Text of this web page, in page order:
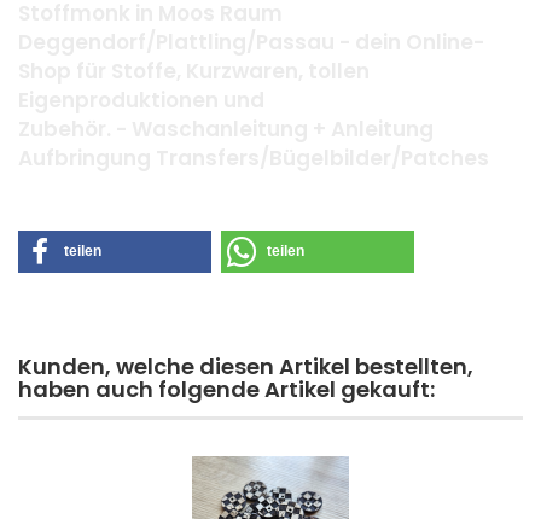
teilen teilen
Kunden, welche diesen Artikel bestellten,
haben auch folgende Artikel gekauft: